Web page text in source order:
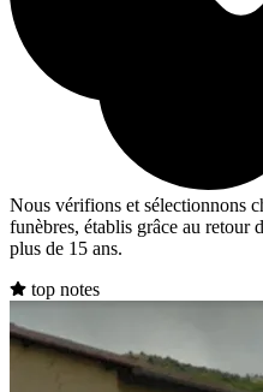
Nous vérifions et sélectionnons
funèbres, établis grâce au retour
plus de 15 ans.
top notes